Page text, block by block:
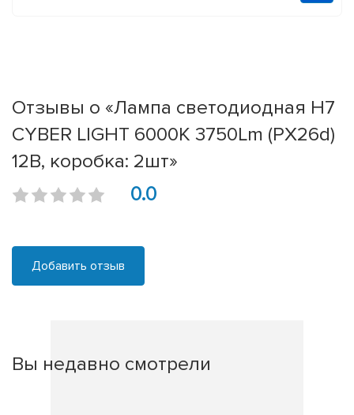
Отзывы о «Лампа светодиодная H7
CYBER LIGHT 6000K 3750Lm (PX26d)
12В, коробка: 2шт»
0.0
Добавить отзыв
Вы недавно смотрели